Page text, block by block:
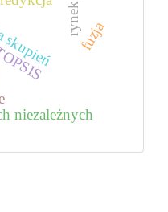
niezależnych
fuzja